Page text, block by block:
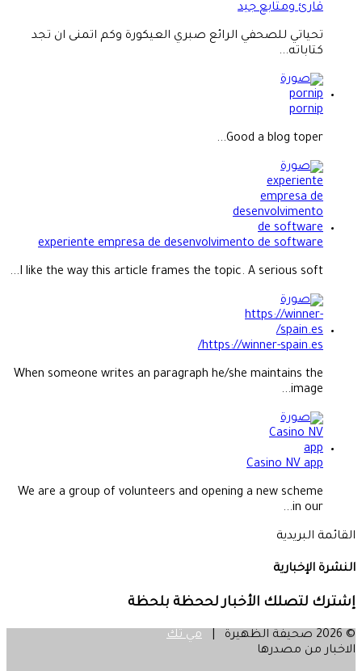
قارئ ومتابع جيد
تحياتي للصحفي الرائع صبري العيكورة وكم اتمنى ان تجد
كتاباته...
pornip
Good a blog toper...
experiente empresa de desenvolvimento de software
I like the way this article frames the topic. A serious soft...
https://winner-spain.es/
When someone writes an paragraph he/she maintains the
image...
Casino NV app
We are a group of volunteers and opening a new scheme
in our...
القائمة البريدية
النشرة الإخبارية
إشترك لتصلك الأخبار لححظة بلحظة
© 2026 صحيفة الظهيرة |
مي تك
الاخبار من مصدرها